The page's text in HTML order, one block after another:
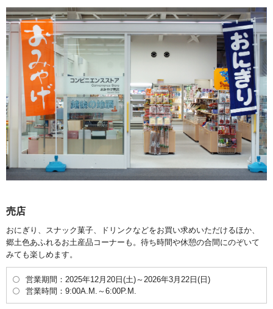
売店
おにぎり、スナック菓子、ドリンクなどをお買い求めいただけるほか、
郷土色あふれるお土産品コーナーも。待ち時間や休憩の合間にのぞいて
みても楽しめます。
営業期間：2025年12月20日(土)～2026年3月22日(日)
営業時間：9:00A.M.～6:00P.M.